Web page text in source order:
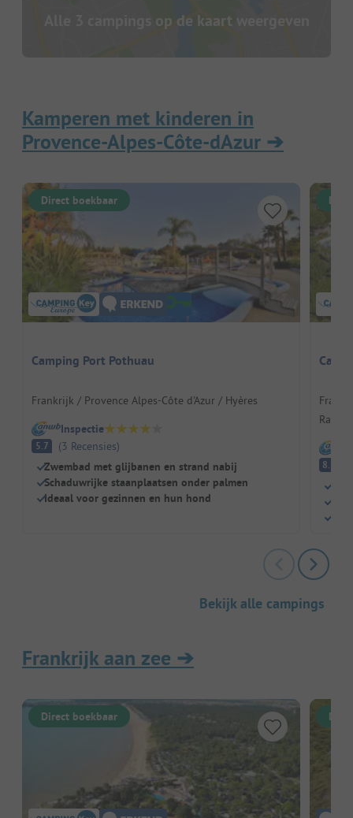
Alle 3 campings op de kaart weergeven
Kamperen met kinderen in
Provence-Alpes-Côte-dAzur ➔
Direct boekbaar
Camping Port Pothuau
Frankrijk / Provence Alpes-Côte d'Azur / Hyères
Inspectie
5.7 (3 Recensies)
Zwembad met glijbanen en strand nabij
Schaduwrijke staanplaatsen onder palmen
Ideaal voor gezinnen en hun hond
8.1
Bekijk alle campings
Frankrijk aan zee ➔
Direct boekbaar